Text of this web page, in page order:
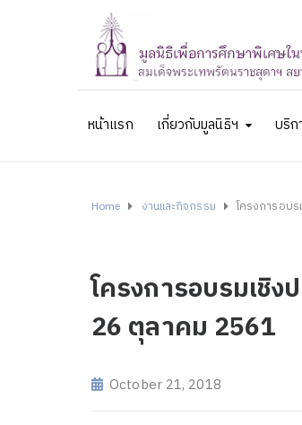
หน้าแรก เกี่ยวกับมูลนิธิฯ บริก
Home งานและกิจกรรม โครงการอบ
โครงการอบรมเชิ
26 ตุลาคม 2561
October 21, 2018